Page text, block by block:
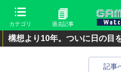
カテゴリ 過去記事
構想より10年。ついに日の目
記事